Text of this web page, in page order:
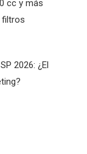
cc y más
filtros
2026: ¿El